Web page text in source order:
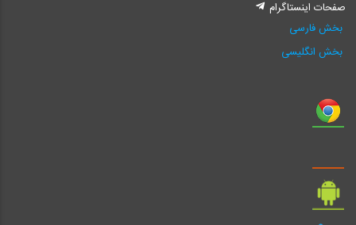
صفحات اینستاگرام
بخش فارسی
بخش انگلیسی